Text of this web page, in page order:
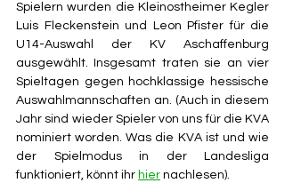
Spielern wurden die Kleinostheimer Kegler
Luis Fleckenstein und Leon Pfister für die
U14-Auswahl der KV Aschaffenburg
ausgewählt. Insgesamt traten sie an vier
Spieltagen gegen hochklassige hessische
Auswahlmannschaften an. (Auch in diesem
Jahr sind wieder Spieler von uns für die KVA
nominiert worden. Was die KVA ist und wie
der Spielmodus in der Landesliga
funktioniert, könnt ihr hier nachlesen).